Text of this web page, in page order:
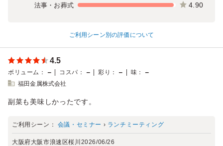
法事・お葬式 4.90
ご利用シーン別の評価について
4.5
ボリューム ： － コスパ ： － 彩り ： － 味 ： －
福田金属株式会社
副菜も美味しかったです。
ご利用シーン： 会議・セミナー › ランチミーティング
大阪府大阪市浪速区桜川 2026/06/26